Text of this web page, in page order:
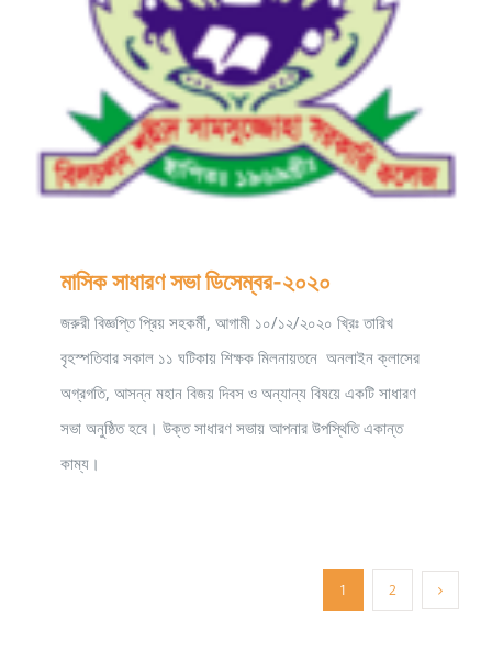
মাসিক সাধারণ সভা ডিসেম্বর-২০২০
জরুরী বিজ্ঞপ্তি প্রিয় সহকর্মী, আগামী ১০/১২/২০২০ খ্রিঃ তারিখ
বৃহস্পতিবার সকাল ১১ ঘটিকায় শিক্ষক মিলনায়তনে অনলাইন ক্লাসের
অগ্রগতি, আসন্ন মহান বিজয় দিবস ও অন্যান্য বিষয়ে একটি সাধারণ
সভা অনুষ্ঠিত হবে। উক্ত সাধারণ সভায় আপনার উপস্থিতি একান্ত
কাম্য।
1 2